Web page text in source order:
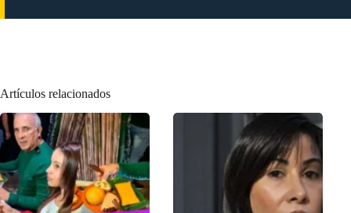
Artículos relacionados